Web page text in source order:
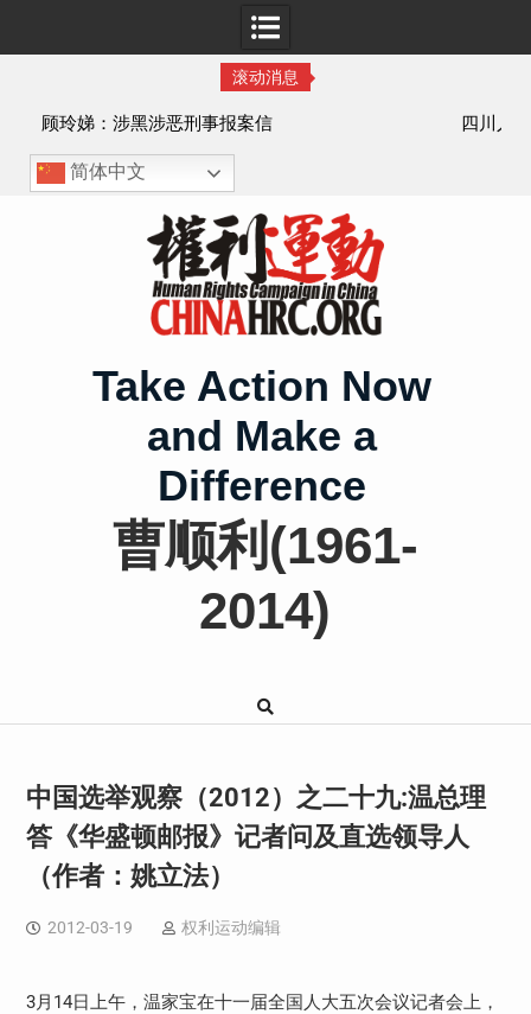
滚动消息
四川人权捍卫者陈云飞甘肃旅游遭行政拘留
简体中文
Take Action Now
and Make a
Difference
曹顺利(1961-
2014)
中国选举观察（2012）之二十九:温总理
答《华盛顿邮报》记者问及直选领导人
（作者：姚立法）
2012-03-19 权利运动编辑
3月14日上午，温家宝在十一届全国人大五次会议记者会上，